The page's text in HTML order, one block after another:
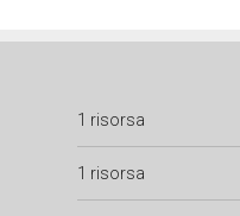
1 risorsa
1 risorsa